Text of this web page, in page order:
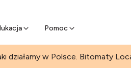
Pomoc
przy Bitomacie
działamy w Polsce. Bitomaty